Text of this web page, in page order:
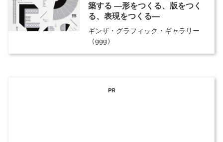
築する ―形をつくる、版をつく
る、表現をつくる―
ギンザ・グラフィック・ギャラリー
（ggg）
PR